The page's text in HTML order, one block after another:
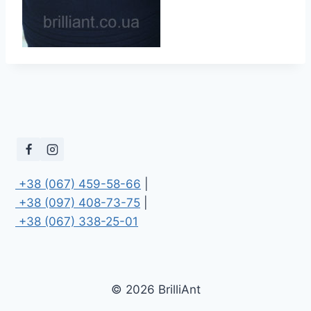
+38 (067) 459-58-66
+38 (097) 408-73-75
+38 (067) 338-25-01
© 2026 BrilliAnt